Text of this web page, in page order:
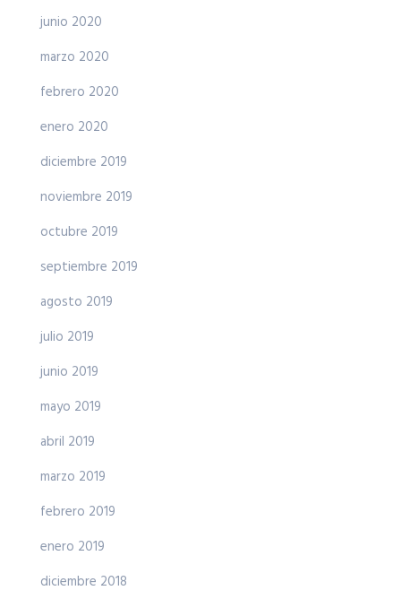
junio 2020
marzo 2020
febrero 2020
enero 2020
diciembre 2019
noviembre 2019
octubre 2019
septiembre 2019
agosto 2019
julio 2019
junio 2019
mayo 2019
abril 2019
marzo 2019
febrero 2019
enero 2019
diciembre 2018